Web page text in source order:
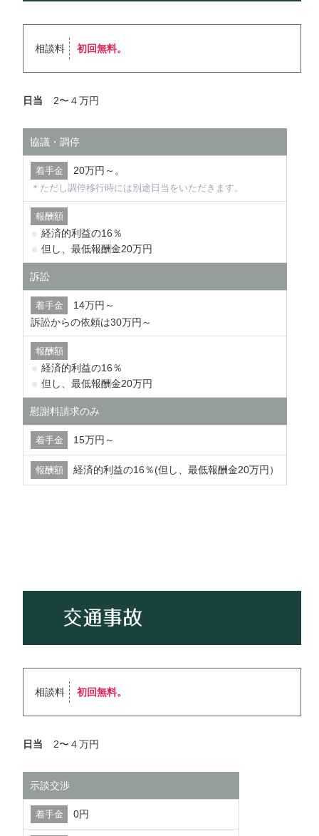
相談料 初回無料。
日当 2〜４万円
協議・調停
20万円～。
＊ただし調停移行時には別途日当をいただきます。
経済的利益の16％
但し、最低報酬金20万円
訴訟
14万円～
訴訟からの依頼は30万円～
経済的利益の16％
但し、最低報酬金20万円
慰謝料請求のみ
15万円～
経済的利益の16％(但し、最低報酬金20万円）
交通事故
相談料 初回無料。
日当 2〜４万円
示談交渉
0円